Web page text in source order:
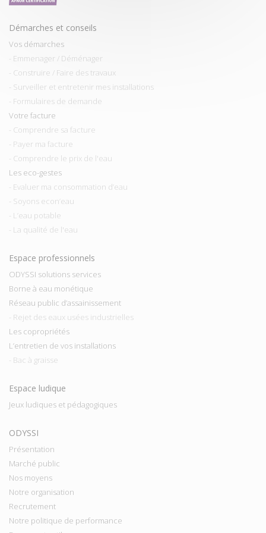
Démarches et conseils
Vos démarches
- Emmenager / Déménager
- Construire / Faire des travaux
- Surveiller et entretenir mes installations
- Formulaires de demande
Votre facture
- Comprendre sa facture
- Payer ma facture
- Comprendre le prix de l'eau
Les eco-gestes
- Evaluer ma consommation d’eau
- Soyons econ’eau
- L’eau potable
- La qualité de l'eau
Espace professionnels
ODYSSI solutions services
Borne à eau monétique
Réseau public d’assainissement
- Rejet des eaux usées industrielles
Les copropriétés
L’entretien de vos installations
- Bac à graisse
Espace ludique
Jeux ludiques et pédagogiques
ODYSSI
Présentation
Marché public
Nos moyens
Notre organisation
Recrutement
Notre politique de performance